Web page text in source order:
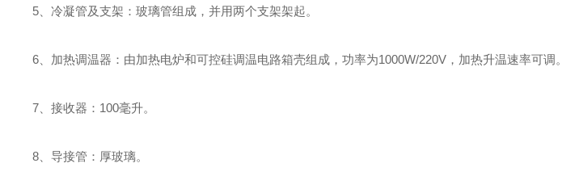
5、冷凝管及支架：玻璃管组成，并用两个支架架起。
6、加热调温器：由加热电炉和可控硅调温电路箱壳组成，功率为1000W/220V，加热升温速率可调。
7、接收器：100毫升。
8、导接管：厚玻璃。